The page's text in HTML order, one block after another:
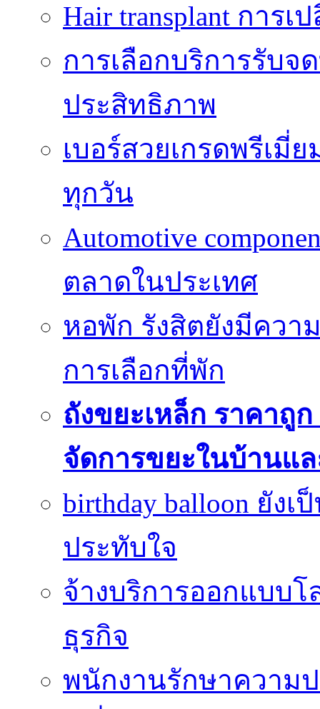
Hair transplant กา
การเลือกบริการรับ
ประสิทธิภาพ
เบอร์สวยเกรดพรีเมี่
ทุกวัน
Automotive
ตลาดในประเทศ
หอพัก รังสิตยังมีควา
การเลือกที่พัก
ถังขยะเหล็ก ราคาถู
จัดการขยะในบ้านแ
birthday balloon ยัง
ประทับใจ
จ้างบริการออกแบบโ
ธุรกิจ
พนักงานรักษาความ